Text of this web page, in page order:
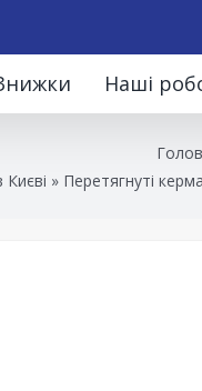
Наші
» Перетягнуті